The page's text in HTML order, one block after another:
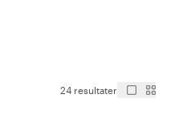
24 resultater